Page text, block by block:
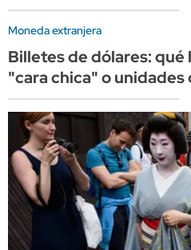
Moneda extranjera
Billetes de dólares:
"cara chica" o